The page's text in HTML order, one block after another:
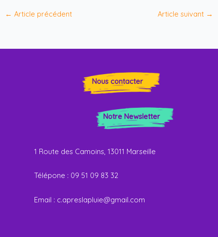
← Article précédent Article suivant →
Nous contacter
Notre Newsletter
1 Route des Camoins, 13011 Marseille
Télépone : 09 51 09 83 32
Email : c.apreslapluie@gmail.com